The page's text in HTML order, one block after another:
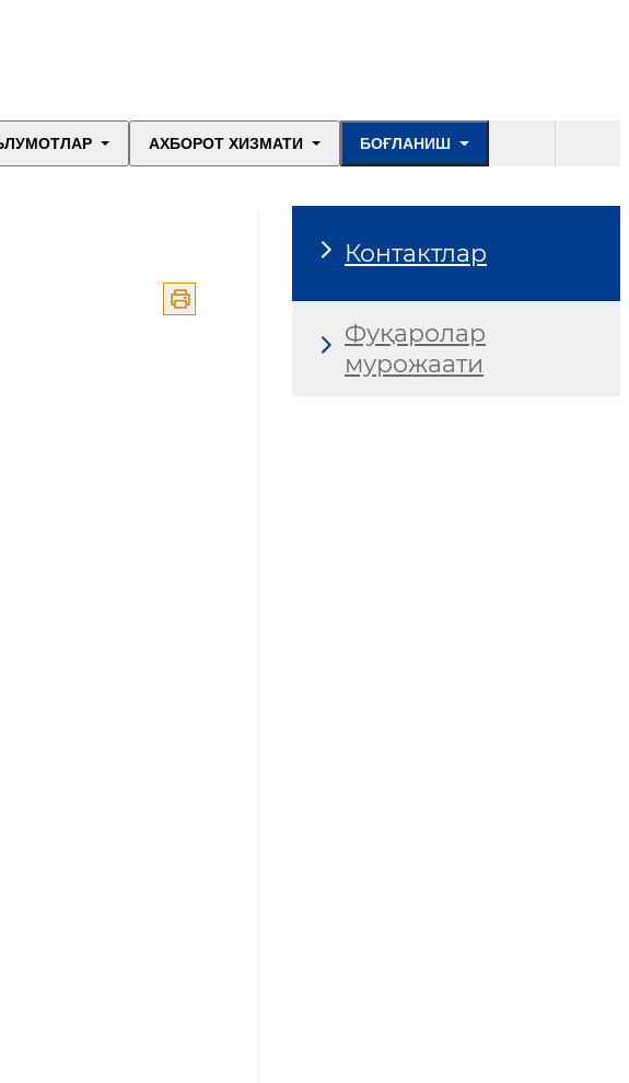
АХБОРОТ ХИЗМАТИ БОҒЛАНИШ
Контактлар
Фуқаролар
мурожаати